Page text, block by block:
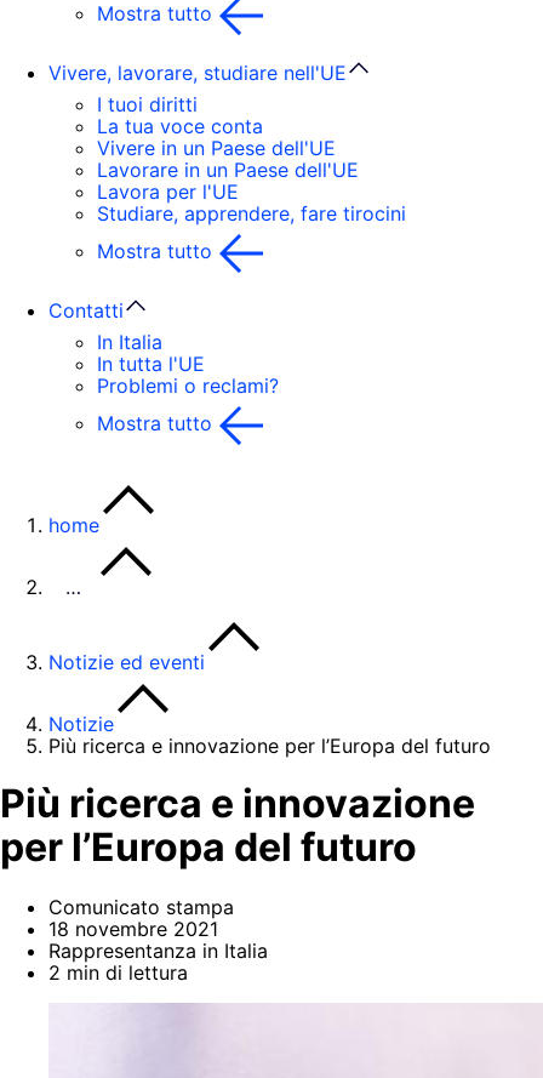
Mostra tutto
Vivere, lavorare, studiare nell'UE
I tuoi diritti
La tua voce conta
Vivere in un Paese dell'UE
Lavorare in un Paese dell'UE
Lavora per l'UE
Studiare, apprendere, fare tirocini
Mostra tutto
Contatti
In Italia
In tutta l'UE
Problemi o reclami?
Mostra tutto
home
…
Notizie ed eventi
Notizie
Più ricerca e innovazione per l’Europa del futuro
Più ricerca e innovazione
per l’Europa del futuro
Comunicato stampa
18 novembre 2021
Rappresentanza in Italia
2 min di lettura